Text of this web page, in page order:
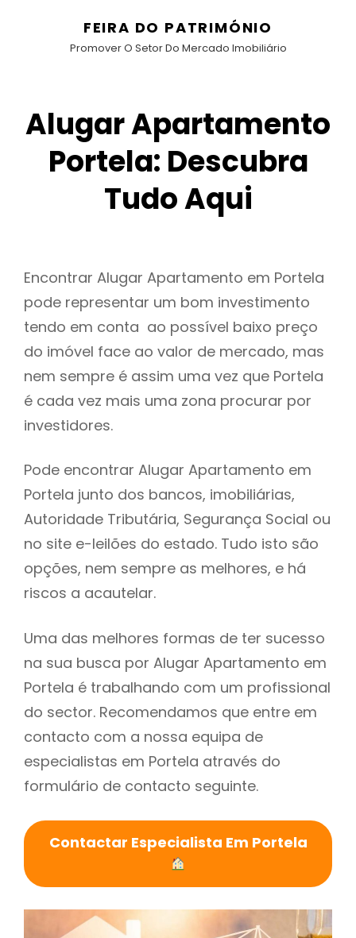
FEIRA DO PATRIMÓNIO
Promover O Setor Do Mercado Imobiliário
Alugar Apartamento
Portela: Descubra
Tudo Aqui
Encontrar Alugar Apartamento em Portela
pode representar um bom investimento
tendo em conta ao possível baixo preço
do imóvel face ao valor de mercado, mas
nem sempre é assim uma vez que Portela
é cada vez mais uma zona procurar por
investidores.
Pode encontrar Alugar Apartamento em
Portela junto dos bancos, imobiliárias,
Autoridade Tributária, Segurança Social ou
no site e-leilões do estado. Tudo isto são
opções, nem sempre as melhores, e há
riscos a acautelar.
Uma das melhores formas de ter sucesso
na sua busca por Alugar Apartamento em
Portela é trabalhando com um profissional
do sector. Recomendamos que entre em
contacto com a nossa equipa de
especialistas em Portela através do
formulário de contacto seguinte.
Contactar Especialista Em Portela